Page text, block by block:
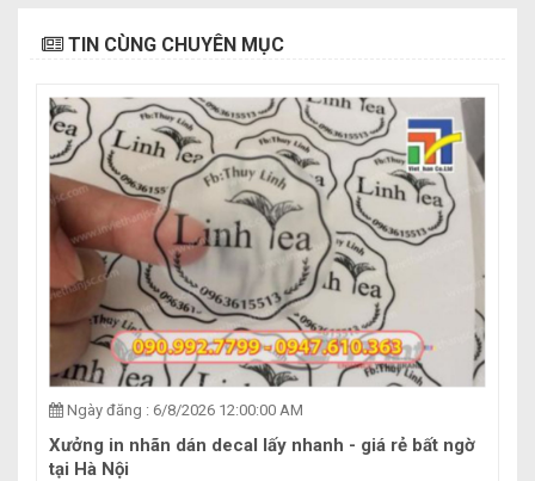
TIN CÙNG CHUYÊN MỤC
Ngày đăng : 6/8/2026 12:00:00 AM
Xưởng in nhãn dán decal lấy nhanh - giá rẻ bất ngờ
tại Hà Nội